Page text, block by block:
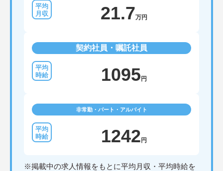
21.7万円
契約社員・嘱託社員
1095 円
非常勤・パート・アルバイト
1242 円
※掲載中の求人情報をもとに平均月収・平均時給を